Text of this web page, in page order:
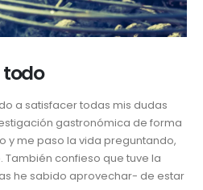
todo
a satisfacer todas mis dudas
gastronómica de forma
y me paso la vida preguntando,
confieso que tuve la
he sabido aprovechar- de estar